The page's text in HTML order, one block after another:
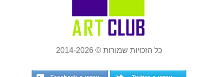
כל הזכויות שמורות © 2014-2026